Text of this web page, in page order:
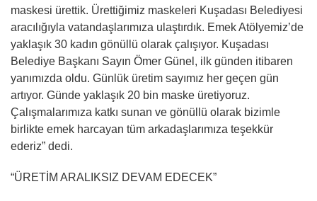
maskesi ürettik. Ürettiğimiz maskeleri Kuşadası Belediyesi
aracılığıyla vatandaşlarımıza ulaştırdık. Emek Atölyemiz’de
yaklaşık 30 kadın gönüllü olarak çalışıyor. Kuşadası
Belediye Başkanı Sayın Ömer Günel, ilk günden itibaren
yanımızda oldu. Günlük üretim sayımız her geçen gün
artıyor. Günde yaklaşık 20 bin maske üretiyoruz.
Çalışmalarımıza katkı sunan ve gönüllü olarak bizimle
birlikte emek harcayan tüm arkadaşlarımıza teşekkür
ederiz” dedi.
“ÜRETİM ARALIKSIZ DEVAM EDECEK”